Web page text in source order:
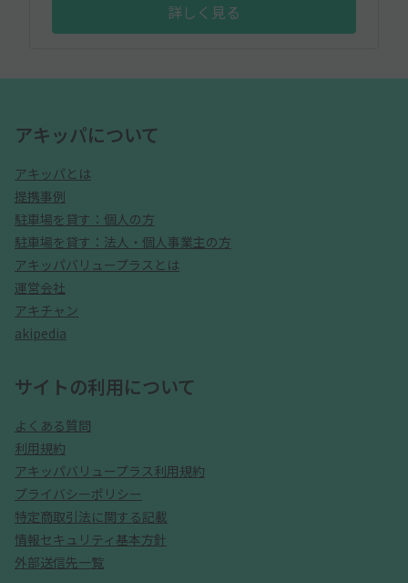
詳しく見る
アキッパについて
アキッパとは
提携事例
駐車場を貸す：個人の方
駐車場を貸す：法人・個人事業主の方
アキッパバリュープラスとは
運営会社
アキチャン
akipedia
サイトの利用について
よくある質問
利用規約
アキッパバリュープラス利用規約
プライバシーポリシー
特定商取引法に関する記載
情報セキュリティ基本方針
外部送信先一覧